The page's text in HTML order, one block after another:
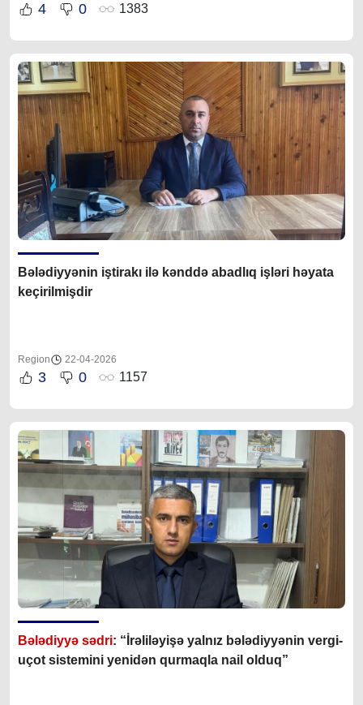
4 0 1383
Bələdiyyənin iştirakı ilə kənddə abadlıq işləri həyata
keçirilmişdir
Region 22-04-2026
3 0 1157
Bələdiyyə sədri: “İrəliləyişə yalnız bələdiyyənin vergi-
uçot sistemini yenidən qurmaqla nail olduq”